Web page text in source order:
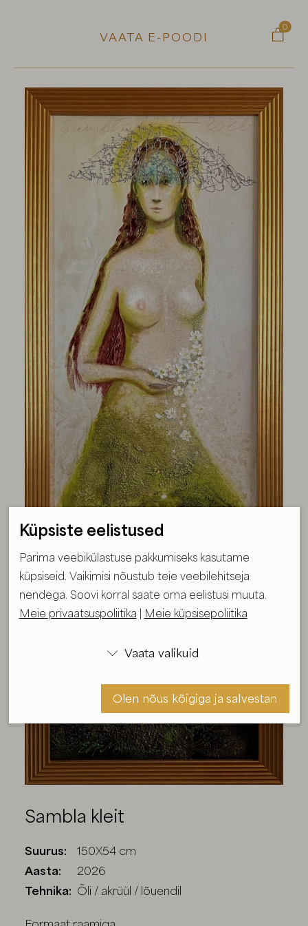
VAATA E-POODI
0

Sambla kleit
Suurus:
150X54 cm
Aasta:
2026
Tehnika: Õli / akrüül / lõuendil
Küpsiste eelistused
Parima veebikülastuse pakkumiseks kasutame
küpsiseid. Vaikimisi nõustub teie veebilehitseja
nendega. Soovi korral saate oma eelistusi muuta.
Meie privaatsuspoliitika | Meie küpsisepoliitika
 Vaata valikuid
Olen nõus ja salvestan
Olen nõus kõigiga ja salvestan